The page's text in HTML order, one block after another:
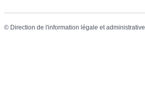
© Direction de l'information légale et administrative